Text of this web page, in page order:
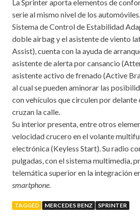
La Sprinter aporta elementos de
serie al mismo nivel de los
Sistema de Control de Estabilidad
doble airbag y el asistente de viento
Assist), cuenta con la ayuda de
asistente de alerta por cansancio
asistente activo de frenado (Active
al cual se pueden aminorar las
con vehículos que circulen por delante
cruzan la calle.
Su interior presenta, entre otros
velocidad crucero en el volante
electrónica (Keyless Start). Su radio
pulgadas, con el sistema multimedia,
telemática superior en la integración
smartphone.
TAGGED MERCEDES BENZ SPRINTER